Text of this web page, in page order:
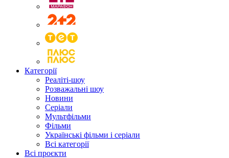
Категорії
Реаліті-шоу
Розважальні шоу
Новини
Серіали
Мультфільми
Фільми
Українські фільми і серіали
Всі категорії
Всі проєкти